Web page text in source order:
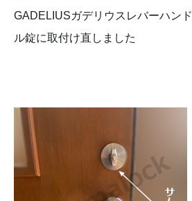
GADELIUSガデリウスレバーハンド
ル錠に取付け直しました